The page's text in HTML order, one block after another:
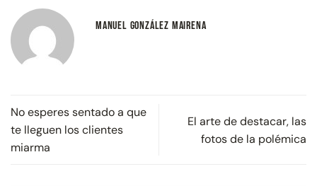
MANUEL GONZÁLEZ MAIRENA
No esperes sentado a que
te lleguen los clientes
miarma
El arte de destacar, las
fotos de la polémica